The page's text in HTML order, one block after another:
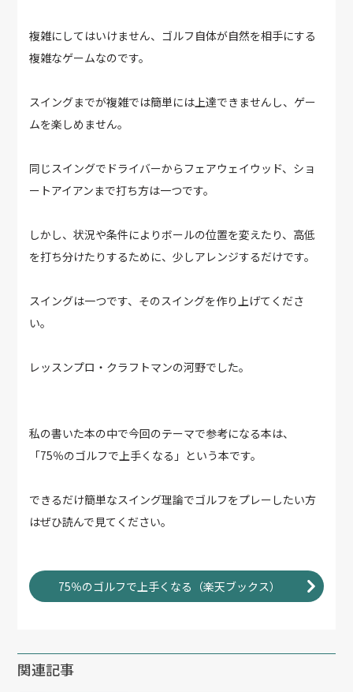
複雑にしてはいけません、ゴルフ自体が自然を相手にする
複雑なゲームなのです。
スイングまでが複雑では簡単には上達できませんし、ゲー
ムを楽しめません。
同じスイングでドライバーからフェアウェイウッド、ショ
ートアイアンまで打ち方は一つです。
しかし、状況や条件によりボールの位置を変えたり、高低
を打ち分けたりするために、少しアレンジするだけです。
スイングは一つです、そのスイングを作り上げてくださ
い。
レッスンプロ・クラフトマンの河野でした。
私の書いた本の中で今回のテーマで参考になる本は、
「75％のゴルフで上手くなる」という本です。
できるだけ簡単なスイング理論でゴルフをプレーしたい方
はぜひ読んで見てください。
75％のゴルフで上手くなる（楽天ブックス）
関連記事